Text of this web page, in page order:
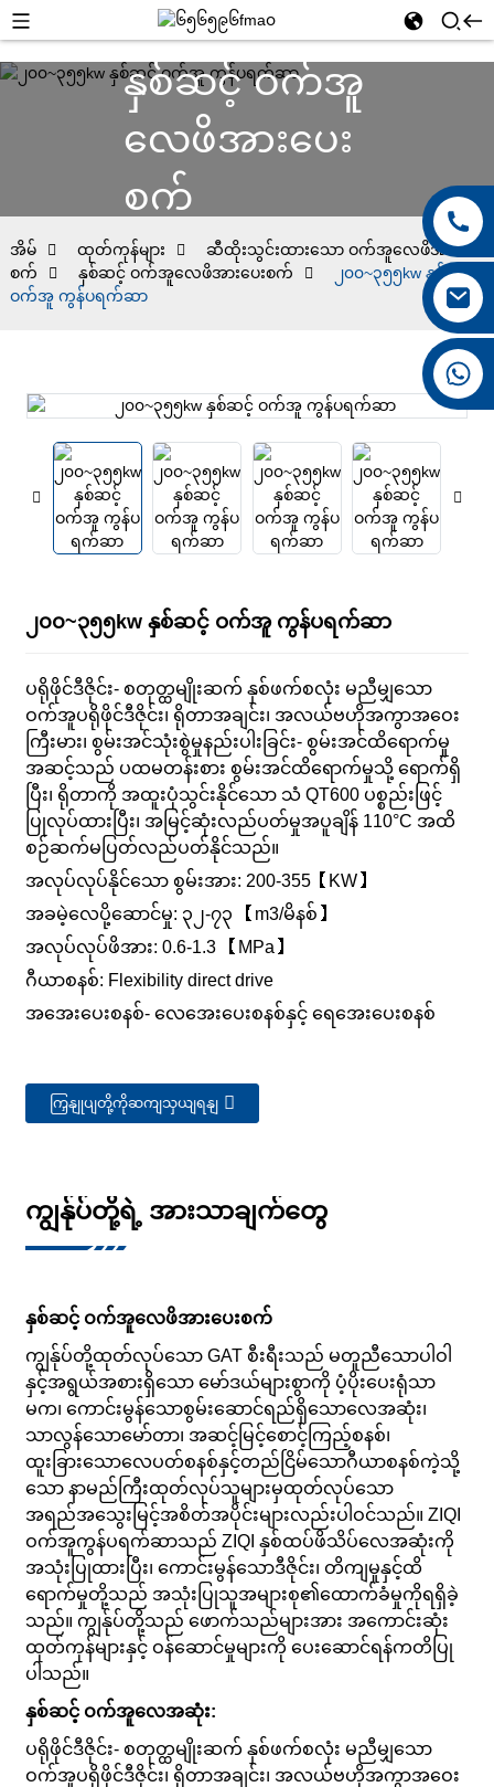
နှစ်ဆင့် ဝက်အူ
လေဖိအားပေး
စက်
အိမ် ထုတ်ကုန်များ
ဆီထိုးသွင်းထားသော ဝက်အူလေဖိအားပေး
စက်
နှစ်ဆင့် ဝက်အူလေဖိအားပေးစက်
၂၀၀~၃၅၅kw နှစ်ဆင့်
ဝက်အူ ကွန်ပရက်ဆာ
၂၀၀~၃၅၅kw နှစ်ဆင့် ဝက်အူ ကွန်ပရက်ဆာ
ပရိုဖိုင်ဒီဇိုင်း- စတုတ္ထမျိုးဆက် နှစ်ဖက်စလုံး မညီမျှသော
ဝက်အူပရိုဖိုင်ဒီဇိုင်း၊ ရိုတာအချင်း၊ အလယ်ဗဟိုအကွာအဝေး
ကြီးမား၊ စွမ်းအင်သုံးစွဲမှုနည်းပါးခြင်း- စွမ်းအင်ထိရောက်မှု
အဆင့်သည် ပထမတန်းစား စွမ်းအင်ထိရောက်မှုသို့ ရောက်ရှိ
ပြီး၊ ရိုတာကို အထူးပုံသွင်းနိုင်သော သံ QT600 ပစ္စည်းဖြင့်
ပြုလုပ်ထားပြီး၊ အမြင့်ဆုံးလည်ပတ်မှုအပူချိန် 110°C အထိ
စဉ်ဆက်မပြတ်လည်ပတ်နိုင်သည်။
အလုပ်လုပ်နိုင်သော စွမ်းအား: 200-355【KW】
အခမဲ့လေပို့ဆောင်မှု: ၃၂-၇၃ 【m3/မိနစ်】
အလုပ်လုပ်ဖိအား: 0.6-1.3 【MPa】
ဂီယာစနစ်: Flexibility direct drive
အအေးပေးစနစ်- လေအေးပေးစနစ်နှင့် ရေအေးပေးစနစ်
ကြှနျုပျတို့ကိုဆကျသှယျရနျ
ကျွန်ုပ်တို့ရဲ့ အားသာချက်တွေ
နှစ်ဆင့် ဝက်အူလေဖိအားပေးစက်
ကျွန်ုပ်တို့ထုတ်လုပ်သော GAT စီးရီးသည် မတူညီသောပါဝါ
နှင့်အရွယ်အစားရှိသော မော်ဒယ်များစွာကို ပံ့ပိုးပေးရုံသာ
မက၊ ကောင်းမွန်သောစွမ်းဆောင်ရည်ရှိသောလေအဆုံး၊
သာလွန်သောမော်တာ၊ အဆင့်မြင့်စောင့်ကြည့်စနစ်၊
ထူးခြားသောလေပတ်စနစ်နှင့်တည်ငြိမ်သောဂီယာစနစ်ကဲ့သို့
သော နာမည်ကြီးထုတ်လုပ်သူများမှထုတ်လုပ်သော
အရည်အသွေးမြင့်အစိတ်အပိုင်းများလည်းပါဝင်သည်။ ZIQI
ဝက်အူကွန်ပရက်ဆာသည် ZIQI နှစ်ထပ်ဖိသိပ်လေအဆုံးကို
အသုံးပြုထားပြီး၊ ကောင်းမွန်သောဒီဇိုင်း၊ တိကျမှုနှင့်ထိ
ရောက်မှုတို့သည် အသုံးပြုသူအများစု၏ထောက်ခံမှုကိုရရှိခဲ့
သည်။ ကျွန်ုပ်တို့သည် ဖောက်သည်များအား အကောင်းဆုံး
ထုတ်ကုန်များနှင့် ဝန်ဆောင်မှုများကို ပေးဆောင်ရန်ကတိပြု
ပါသည်။
နှစ်ဆင့် ဝက်အူလေအဆုံး:
ပရိုဖိုင်ဒီဇိုင်း- စတုတ္ထမျိုးဆက် နှစ်ဖက်စလုံး မညီမျှသော
ဝက်အူပရိုဖိုင်ဒီဇိုင်း၊ ရိုတာအချင်း၊ အလယ်ဗဟိုအကွာအဝေး